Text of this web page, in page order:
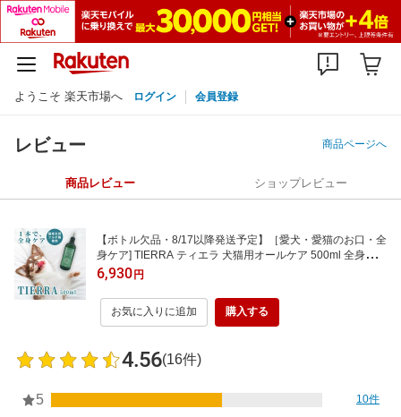
ようこそ 楽天市場へ ログイン 会員登録
レビュー 商品ページへ
商品レビュー ショップレビュー
【ボトル欠品・8/17以降発送予定】［愛犬・愛猫のお口・全
身ケア] TIERRA ティエラ 犬猫用オールケア 500ml 全身用
天然成分100% フルボ酸 ハミガキ マウスケア ペット 消臭
お口 デンタルケア 歯みがきサポート 歯磨き スプレー マウ
スケア サプリ [アニマケア]
6,930円
お気に入りに追加 購入する
4.56(16件)
5 10件